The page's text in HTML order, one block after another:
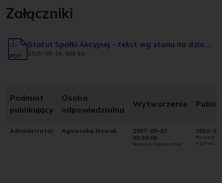
Załączniki
PDF
Statut Spółki Akcyjnej - tekst wg stanu na dzień
11 kwietnia 2025 r.
2025-05-19, 581 kb
Podmiot
publikujący
Osoba
odpowiedzialna
Wytworzenie
Administrator Agnieszka Nowak
2007-09-03
00:00:00
Nowak Agnieszka
2010-
Nowak